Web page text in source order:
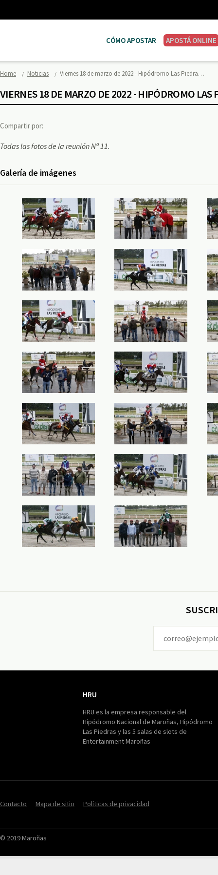
CÓMO APOSTAR APOSTÁ ONLINE
Home Noticias Viernes 18 de marzo de 2022 - Hipódromo Las Piedra…
VIERNES 18 DE MARZO DE 2022 - HIPÓDROMO LAS
Compartir por:
Todas las fotos de la reunión Nº 11.
Galería de imágenes
HRU
HRU es la empresa responsable del
Hipódromo Nacional de Maroñas, Hipódromo
Las Piedras y las 5 salas de slots de
Entertainment Maroñas
Contacto Mapa de sitio Políticas de privacidad
© 2019 Maroñas